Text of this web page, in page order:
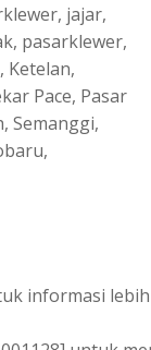
jajar,
pasarklewer,
Ketelan,
Pace, Pasar
Semanggi,
informasi